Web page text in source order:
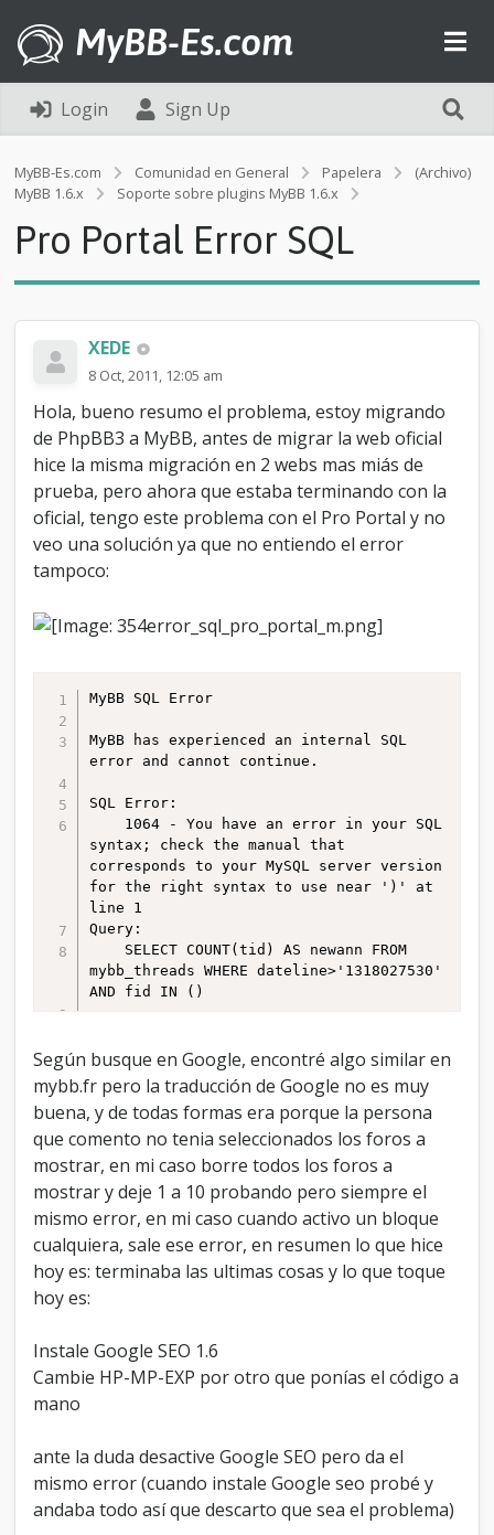
MyBB-Es.com
Login Sign Up
MyBB-Es.com Comunidad en General Papelera
(Archivo)
MyBB 1.6.x
Soporte sobre plugins MyBB 1.6.x
o
t
r
o
r
S
L
Pro Portal Error SQL
XEDE
8 Oct, 2011, 12:05 am
Hola, bueno resumo el problema, estoy migrando
de PhpBB3 a MyBB, antes de migrar la web oficial
hice la misma migración en 2 webs mas miás de
prueba, pero ahora que estaba terminando con la
oficial, tengo este problema con el Pro Portal y no
veo una solución ya que no entiendo el error
tampoco:
MyBB SQL Error
MyBB has experienced an internal SQL
error and cannot continue.
SQL Error:
syntax; check the manual that
corresponds to your MySQL server version
for the right syntax to use near ')' at
line 1
Query:
mybb_threads WHERE dateline>'1318027530'
AND fid IN ()
support.
Según busque en Google, encontré algo similar en
mybb.fr pero la traducción de Google no es muy
buena, y de todas formas era porque la persona
que comento no tenia seleccionados los foros a
mostrar, en mi caso borre todos los foros a
mostrar y deje 1 a 10 probando pero siempre el
mismo error, en mi caso cuando activo un bloque
cualquiera, sale ese error, en resumen lo que hice
hoy es: terminaba las ultimas cosas y lo que toque
hoy es:
Instale Google SEO 1.6
Cambie HP-MP-EXP por otro que ponías el código a
mano
ante la duda desactive Google SEO pero da el
mismo error (cuando instale Google seo probé y
andaba todo así que descarto que sea el problema)